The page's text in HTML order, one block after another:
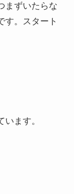
まずいたらな
す。スタート
ます。